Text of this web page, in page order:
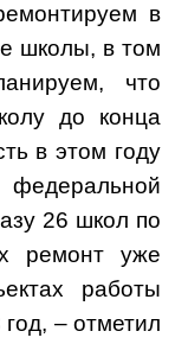
в
школы, в том
что
до конца
в этом году
26 школ по
ремонт уже
работы
– отметил